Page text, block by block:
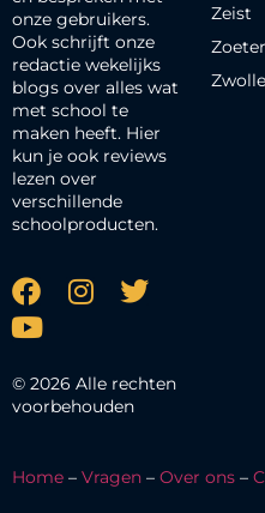
onze gebruikers.
Ook schrijft onze
redactie wekelijks
blogs over alles wat
met school te
maken heeft. Hier
kun je ook reviews
lezen over
verschillende
schoolproducten.
© 2026 Alle rechten
voorbehouden
Zeist
Zwolle
Home – Vragen – Over ons –